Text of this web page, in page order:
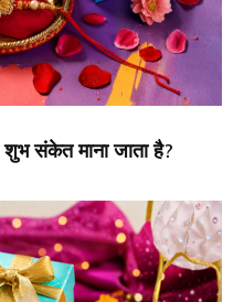
संकेत माना जाता है?